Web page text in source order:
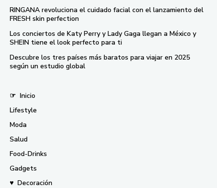
RINGANA revoluciona el cuidado facial con el lanzamiento del
FRESH skin perfection
Los conciertos de Katy Perry y Lady Gaga llegan a México y
SHEIN tiene el look perfecto para ti
Descubre los tres países más baratos para viajar en 2025
según un estudio global
☞ Inicio
Lifestyle
Moda
Salud
Food-Drinks
Gadgets
♥ Decoración